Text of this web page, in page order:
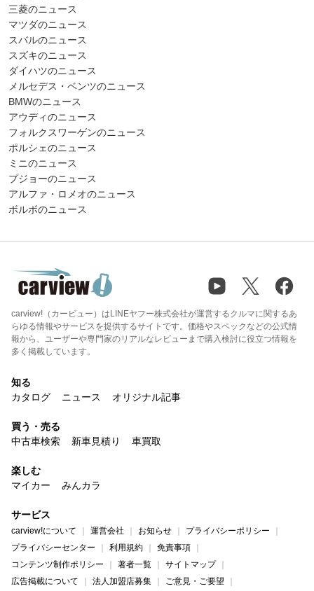
三菱のニュース
マツダのニュース
スバルのニュース
スズキのニュース
ダイハツのニュース
メルセデス・ベンツのニュース
BMWのニュース
アウディのニュース
フォルクスワーゲンのニュース
ポルシェのニュース
ミニのニュース
プジョーのニュース
アルファ・ロメオのニュース
ボルボのニュース
carview!（カービュー）はLINEヤフー株式会社が運営するクルマに関するあ
らゆる情報やサービスを提供するサイトです。価格やスペックなどの公式情
報から、ユーザーや専門家のリアルなレビューまで購入検討に役立つ情報を
多く掲載しています。
知る
カタログ
ニュース オリジナル記事
買う・売る
中古車検索
新車見積り 車買取
楽しむ
マイカー
みんカラ
サービス
carview!について 運営会社 お知らせ
プライバシーポリシー
プライバシーセンター
利用規約
免責事項
コンテンツ制作ポリシー
著者一覧
サイトマップ
広告掲載について
法人加盟店募集 ご意見・ご要望